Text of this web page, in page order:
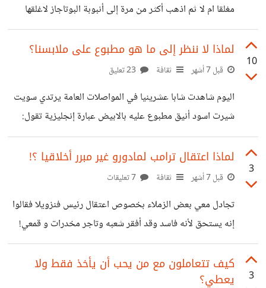
مغلقا ام لا ثم اذهب أكثر من مرة إلى أنبوبة البوتاجاز لاغلقها
وغيرها كثير من الأمثلة. الذي يشغلني أني ربما اكون مقتنع اني
فعلت ولكن تحدثني نفسي ربما لم افعل جيداً بما فيه الكفاية!
أجد نفسي مضطراً لأن أذهب زيادة في التاكيد. الآن لا أدري ان
مني. ما الحد الفاصل بين الإثنين برأيكم؟
10
لماذا لا ننظر إلى ما هو مطبوع على ملابسنا؟
قبل 7 أشهر ثقافة
اليوم شاهدت شابا عشرينيا في المواصلات العامة يرتدي سويت
شيرت اسود أنيق مطبوع عليه بالابيض عبارة إنجليزية تقول:
Go into the world and preach the Gospel to the
Creation. Mark: 16:15 عندما لفت نظره ليها ابتسم وشعر
بالحرج خاصة أن اسمه محمد! قال لي أنه لم ينتبه إليها من قبل
البيت وأولع فيه. الفكرة التي أريد إيصالها أنه من المهم أن ينظر
الشاب والفتاة إلى ما ترتدي وما هو
3
لماذا اعتقال ترامب لمادورو غير مبرر أخلاقيا ؟!
قبل 7 أشهر ثقافة
تجادل معي بعض الزملاء بخصوص اعتقال رئيس فنزويلا فقالوا
إنه يستحق لأنه فاسد وقد أفقر شعبه وتاجر مخدرات و قمعي!
نعم قد يكون كل هذا ولكن من أعطى ترامب السلطة الأخلاقية
لتغيير شرور العالم؟ يعني من الذى اوكله بتغيير الفساد حتى
الأخلاقي في سلطة غير سلطته؟! هو ليس بنبي مفوض من قبل
3
كيف تتعاملون مع من يحب أن يأخذ فقط ولا
يعطي؟